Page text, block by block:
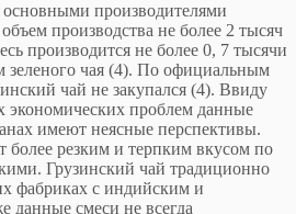
производителями
производства не более 2 тысяч
производится не более 0, 7 тысячи
зеленого чая (4). По официальным
чай не закупался (4). Ввиду
экономических проблем данные
имеют неясные перспективы.
более резким и терпким вкусом по
Грузинский чай традиционно
фабриках с индийским и
данные смеси не всегда